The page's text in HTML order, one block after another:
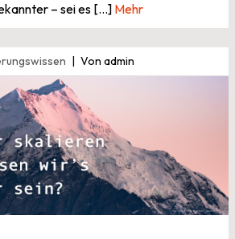
– sei es […] Mehr
Von admin